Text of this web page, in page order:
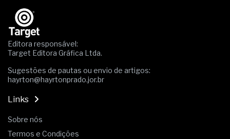
Editora responsável:
Target Editora Gráfica Ltda.
Sugestões de pautas ou envio de artigos:
hayrton@hayrtonprado.jor.br
Links
Sobre nós
Termos e Condições